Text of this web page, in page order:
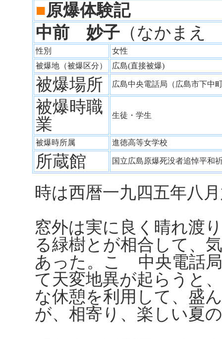
■原爆体験記
中前 妙子 （なかま
性別
女性
被爆地（被爆区分）
広島(直接被爆)
被爆場所 広島中央電話局（広島市下
被爆時職
業
生徒・学生
被爆時所属 進徳高等女学校
所蔵館 国立広島原爆死没者追悼平
時は西暦一九四五年八
窓外は実に良く晴れ渡
る緑樹とが相合して、
あった。こゝ中央電話
て天変地異が起らうと
な休憩を利用して、盛
が、相寄り、楽しい夏